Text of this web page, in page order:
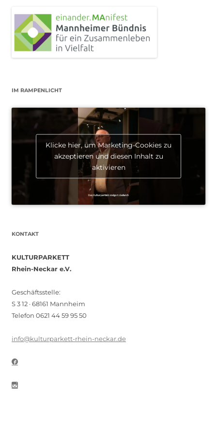
IM RAMPENLICHT
Klicke hier, um Marketing-Cookies zu
akzeptieren und diesen Inhalt zu
aktivieren
KONTAKT
KULTURPARKETT
Rhein-Neckar e.V.
Geschäftsstelle:
S 3 12 · 68161 Mannheim
Telefon 0621 44 59 95 50
info@kulturparkett-rhein-neckar.de